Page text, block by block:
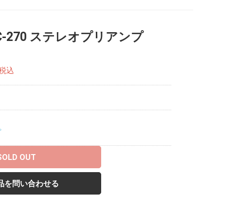
270 ステレオプリアンプ
込
OUT
を問い合わせる